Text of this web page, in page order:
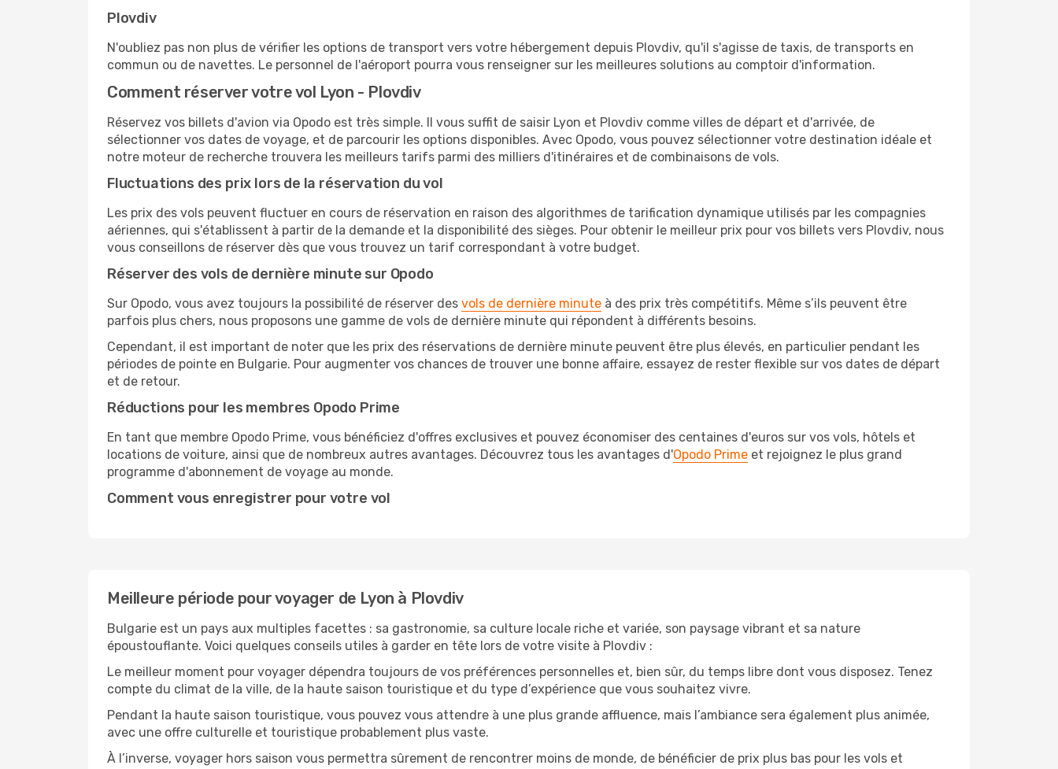
Plovdiv
N'oubliez pas non plus de vérifier les options de transport vers votre hébergement depuis Plovdiv, qu'il s'agisse de taxis, de transports en
commun ou de navettes. Le personnel de l'aéroport pourra vous renseigner sur les meilleures solutions au comptoir d'information.
Comment réserver votre vol Lyon - Plovdiv
Réservez vos billets d'avion via Opodo est très simple. Il vous suffit de saisir Lyon et Plovdiv comme villes de départ et d'arrivée, de
sélectionner vos dates de voyage, et de parcourir les options disponibles. Avec Opodo, vous pouvez sélectionner votre destination idéale et
notre moteur de recherche trouvera les meilleurs tarifs parmi des milliers d'itinéraires et de combinaisons de vols.
Fluctuations des prix lors de la réservation du vol
Les prix des vols peuvent fluctuer en cours de réservation en raison des algorithmes de tarification dynamique utilisés par les compagnies
aériennes, qui s'établissent à partir de la demande et la disponibilité des sièges. Pour obtenir le meilleur prix pour vos billets vers Plovdiv, nous
vous conseillons de réserver dès que vous trouvez un tarif correspondant à votre budget.
Réserver des vols de dernière minute sur Opodo
Sur Opodo, vous avez toujours la possibilité de réserver des vols de dernière minute à des prix très compétitifs. Même s’ils peuvent être
parfois plus chers, nous proposons une gamme de vols de dernière minute qui répondent à différents besoins.
Cependant, il est important de noter que les prix des réservations de dernière minute peuvent être plus élevés, en particulier pendant les
périodes de pointe en Bulgarie. Pour augmenter vos chances de trouver une bonne affaire, essayez de rester flexible sur vos dates de départ
et de retour.
Réductions pour les membres Opodo Prime
En tant que membre Opodo Prime, vous bénéficiez d'offres exclusives et pouvez économiser des centaines d'euros sur vos vols, hôtels et
locations de voiture, ainsi que de nombreux autres avantages. Découvrez tous les avantages d'Opodo Prime et rejoignez le plus grand
programme d'abonnement de voyage au monde.
Comment vous enregistrer pour votre vol
Meilleure période pour voyager de Lyon à Plovdiv
Bulgarie est un pays aux multiples facettes : sa gastronomie, sa culture locale riche et variée, son paysage vibrant et sa nature
époustouflante. Voici quelques conseils utiles à garder en tête lors de votre visite à Plovdiv :
Le meilleur moment pour voyager dépendra toujours de vos préférences personnelles et, bien sûr, du temps libre dont vous disposez. Tenez
compte du climat de la ville, de la haute saison touristique et du type d’expérience que vous souhaitez vivre.
Pendant la haute saison touristique, vous pouvez vous attendre à une plus grande affluence, mais l’ambiance sera également plus animée,
avec une offre culturelle et touristique probablement plus vaste.
À l’inverse, voyager hors saison vous permettra sûrement de rencontrer moins de monde, de bénéficier de prix plus bas pour les vols et